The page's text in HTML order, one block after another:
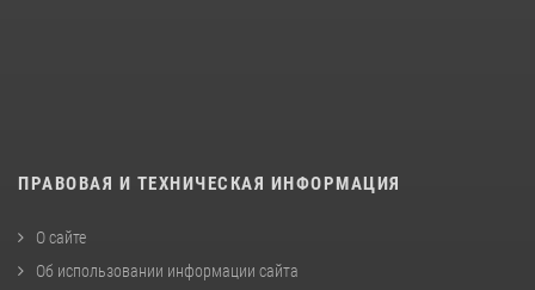
ПРАВОВАЯ И ТЕХНИЧЕСКАЯ ИНФОРМАЦИЯ
О сайте
Об использовании информации сайта